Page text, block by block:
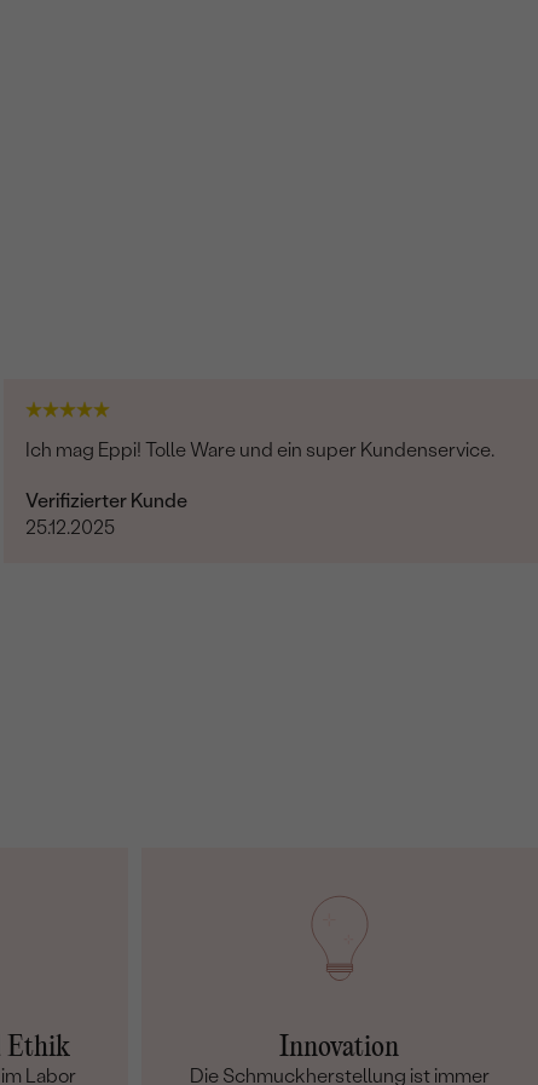
Ich mag Eppi! Tolle Ware und ein super Kundenservice.
Verifizierter Kunde
25.12.2025
Ethik
Labor
Innovation
Die Schmuckherstellung ist immer